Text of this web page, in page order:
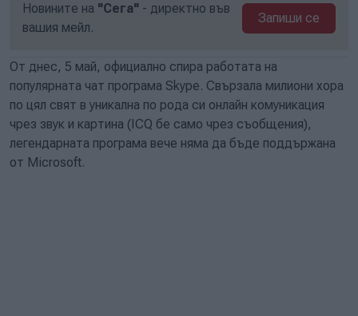
Новините на "Сега" - директно във
вашия мейл.
Запиши се
От днес, 5 май, официално спира работата на
популярната чат програма Skype. Свързала милиони хора
по цял свят в уникална по рода си онлайн комуникация
чрез звук и картина (ICQ бе само чрез съобщения),
легендарната програма вече няма да бъде поддържана
от Microsoft.